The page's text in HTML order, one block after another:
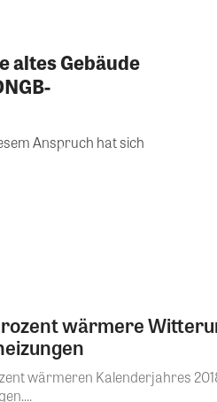
altes Gebäude
Anspruch hat sich
wärmere
wärmeren Kalenderjahres